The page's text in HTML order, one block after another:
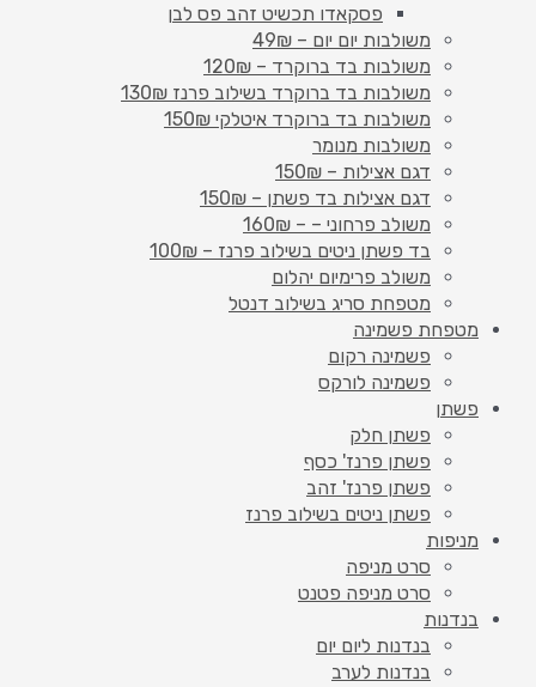
פסקאדו תכשיט זהב פס לבן
משולבות יום יום – 49₪
משולבות בד ברוקרד – 120₪
משולבות בד ברוקרד בשילוב פרנז 130₪
משולבות בד ברוקרד איטלקי 150₪
משולבות מנומר
דגם אצילות – 150₪
דגם אצילות בד פשתן – 150₪
משולב פרחוני – – 160₪
בד פשתן ניטים בשילוב פרנז – 100₪
משולב פרימיום יהלום
מטפחת סריג בשילוב דנטל
מטפחת פשמינה
פשמינה רקום
פשמינה לורקס
פשתן
פשתן חלק
פשתן פרנז' כסף
פשתן פרנז' זהב
פשתן ניטים בשילוב פרנז
מניפות
סרט מניפה
סרט מניפה פטנט
בנדנות
בנדנות ליום יום
בנדנות לערב